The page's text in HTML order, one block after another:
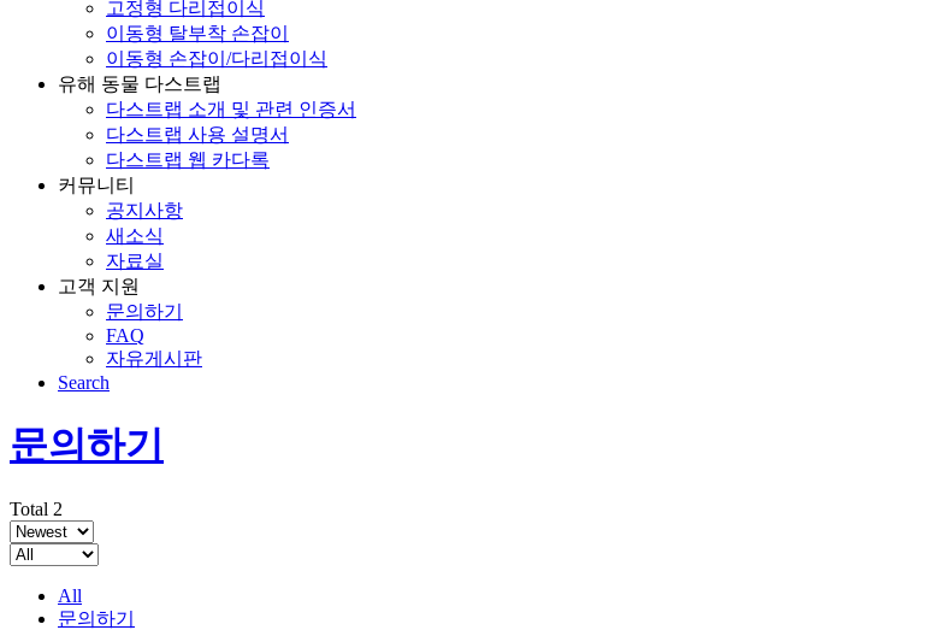
고정형 다리접이식
이동형 탈부착 손잡이
이동형 손잡이/다리접이식
유해 동물 다스트랩
다스트랩 소개 및 관련 인증서
다스트랩 사용 설명서
다스트랩 웹 카다록
커뮤니티
공지사항
새소식
자료실
고객 지원
문의하기
FAQ
자유게시판
Search
문의하기
Total 2
All
문의하기